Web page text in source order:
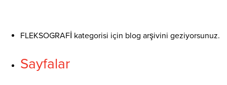
İLETIŞIM
FLEKSOGRAFİ kategorisi için blog arşivini geziyorsunuz.
Sayfalar